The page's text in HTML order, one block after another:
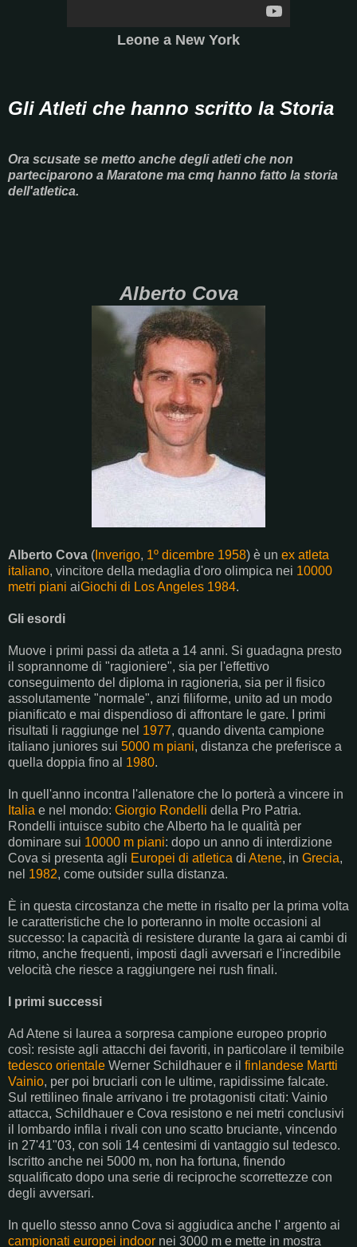
Leone a New York
Gli Atleti che hanno scritto la Storia
Ora scusate se metto anche degli atleti che non
parteciparono a Maratone ma cmq hanno fatto la storia
dell'atletica.
Alberto Cova
Alberto Cova ( Inverigo, 1º dicembre 1958) è un ex atleta
italiano, vincitore della medaglia d'oro olimpica nei 10000
metri piani aiGiochi di Los Angeles 1984.
Gli esordi
Muove i primi passi da atleta a 14 anni. Si guadagna presto
il soprannome di "ragioniere", sia per l'effettivo
conseguimento del diploma in ragioneria, sia per il fisico
assolutamente "normale", anzi filiforme, unito ad un modo
pianificato e mai dispendioso di affrontare le gare. I primi
risultati li raggiunge nel 1977, quando diventa campione
italiano juniores sui 5000 m piani, distanza che preferisce a
quella doppia fino al 1980.
In quell'anno incontra l'allenatore che lo porterà a vincere in
Italia e nel mondo: Giorgio Rondelli della Pro Patria.
Rondelli intuisce subito che Alberto ha le qualità per
dominare sui 10000 m piani: dopo un anno di interdizione
Cova si presenta agli Europei di atletica di Atene, in Grecia,
nel 1982, come outsider sulla distanza.
È in questa circostanza che mette in risalto per la prima volta
le caratteristiche che lo porteranno in molte occasioni al
successo: la capacità di resistere durante la gara ai cambi di
ritmo, anche frequenti, imposti dagli avversari e l'incredibile
velocità che riesce a raggiungere nei rush finali.
I primi successi
Ad Atene si laurea a sorpresa campione europeo proprio
così: resiste agli attacchi dei favoriti, in particolare il temibile
tedesco orientale Werner Schildhauer e il finlandese Martti
Vainio, per poi bruciarli con le ultime, rapidissime falcate.
Sul rettilineo finale arrivano i tre protagonisti citati: Vainio
attacca, Schildhauer e Cova resistono e nei metri conclusivi
il lombardo infila i rivali con uno scatto bruciante, vincendo
in 27'41"03, con soli 14 centesimi di vantaggio sul tedesco.
Iscritto anche nei 5000 m, non ha fortuna, finendo
squalificato dopo una serie di reciproche scorrettezze con
degli avversari.
In quello stesso anno Cova si aggiudica anche l' argento ai
campionati europei indoor nei 3000 m e mette in mostra